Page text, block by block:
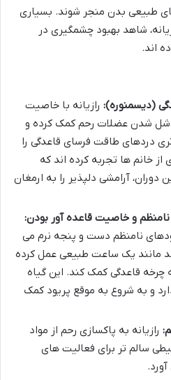
طبیعی بدن منجر شوند. بسیاری
شاهد بهبود چشمگیری در
اند.
(دیسمنوره): رازیانه با خاصیت
شل شدن عضلات رحم کمک کرده و
دردهای طاقت فرسای قاعدگی را
خانم ها تجربه کرده اند که
دوران، آرامشی دلپذیر را به ارمغان
و خاصیت قاعده آور بودن:
نامنظم دست و پنجه نرم می
مانند یک ساعت طبیعی عمل کرده
قاعدگی کمک کند. این گیاه
و به شروع به موقع پریود کمک
رازیانه به پاکسازی رحم از مواد
سالم تر برای فعالیت های